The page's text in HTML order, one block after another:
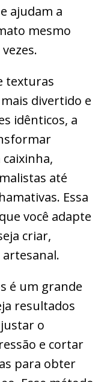
ajudam a
mesmo
texturas
divertido e
idênticos, a
até
Essa
você adapte
criar,
é um grande
resultados
o
e cortar
para obter